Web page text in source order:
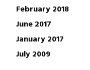
February 2018
June 2017
January 2017
July 2009